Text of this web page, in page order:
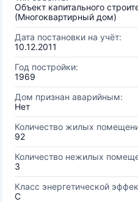
Объект капитального
(Многоквартирный дом)
Дата постановки на учёт:
10.12.2011
Год постройки:
1969
Дом признан аварийным:
Нет
Количество жилых
92
Количество нежилых
3
Класс энергетической
C